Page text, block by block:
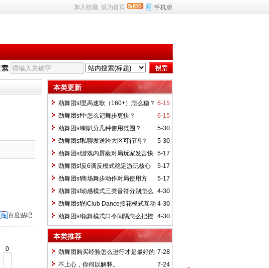
加入收藏 设为首页
百度贴吧
0
本类更新
6-15
劲舞团sf里高速歌（160+）怎么稳？
6-15
劲舞团sf中怎么记舞步更快？
5-30
劲舞团sf喇叭分几种使用范围？
5-30
劲舞团sf私聊发送跨大区可行吗？
5-17
劲舞团sf游戏内屏蔽对局玩家发言快
捷操作？
5-17
劲舞团sf反6满反模式稳定游玩核心
要点？
5-17
劲舞团sf商场舞步动作对局使用方
法？
4-30
劲舞团sf动感模式三类音符分别怎么
操作？
4-30
劲舞团sf的Club Dance接花模式互动
操作有哪些？
4-30
劲舞团sf领舞模式口令间隔怎么把控
操作节奏？
本类推荐
7-28
劲舞团购买经验怎么进行才是最好的
7-24
不上心，你何以解释。